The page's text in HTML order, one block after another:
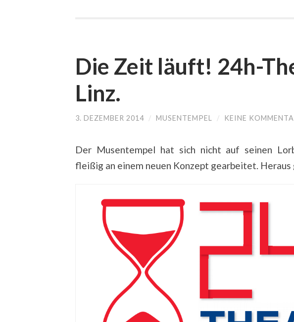
Die Zeit läuft! 24h-
Linz.
3. DEZEMBER 2014 / MUSENTEMPEL / KEINE
Der Musentempel hat sich nicht auf seinen
fleißig an einem neuen Konzept gearbeitet. Heraus